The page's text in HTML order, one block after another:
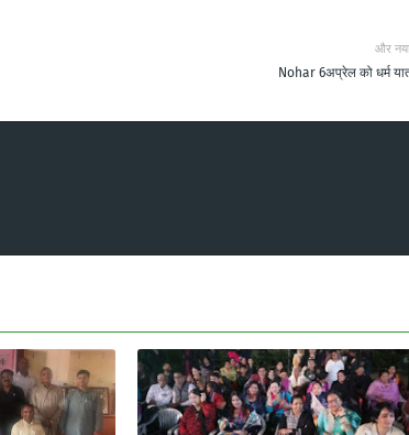
और नया
Nohar 6अप्रेल को धर्म